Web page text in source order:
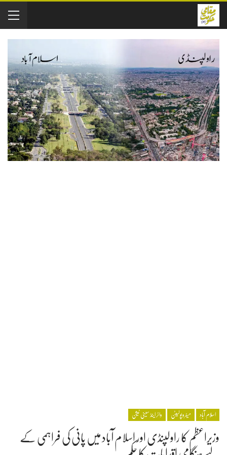
اسلام آباد میٹروپولیٹن واٹر اینڈ سینی ٹیشن
وزیراعظم کا راولپنڈی اور اسلام آباد میں پانی کی فراہمی کے